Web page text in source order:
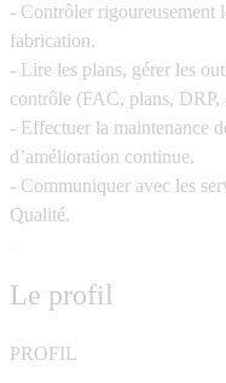
- Contrôler rigoureusement
fabrication.
- Lire les plans, gérer les
contrôle (FAC, plans, DRP,
- Effectuer la maintenance
d’amélioration continue.
- Communiquer avec les
Qualité.
Le profil
PROFIL